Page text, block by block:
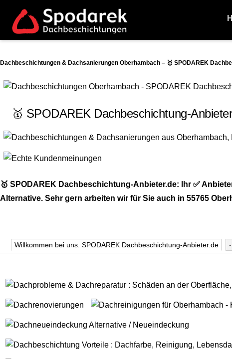
Dachbeschichtungen & Dachsanierungen Oberhambach – 🥇 SPODAREK
🥇 SPODAREK Dachbeschichtung-
🥇 SPODAREK Dachbeschichtung-Anbieter.de: Ihr ✅
Alternative. Sehr gern arbeiten wir für Sie auch in 55765
Willkommen bei uns. SPODAREK Dachbeschichtung-Anbieter.de -